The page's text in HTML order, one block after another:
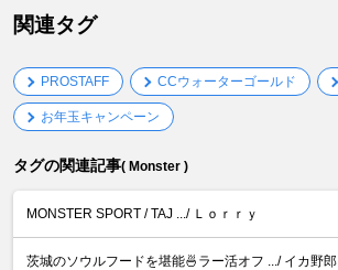
関連タグ
PROSTAFF CCウォーターゴールド
お年玉キャンペーン
タグの関連記事( Monster )
MONSTER SPORT / TAJ .../ Ｌｏｒｒｙ
茨城のソウルフードを堪能🍜ラー活オフ .../ イカ野郎